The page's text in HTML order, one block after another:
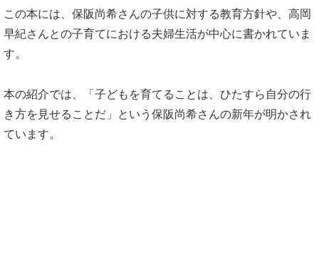
この本には、保阪尚希さんの子供に対する教育方針や、高岡
早紀さんとの子育てにおける夫婦生活が中心に書かれていま
す。
本の紹介では、「子どもを育てることは、ひたすら自分の行
き方を見せることだ」という保阪尚希さんの新年が明かされ
ています。